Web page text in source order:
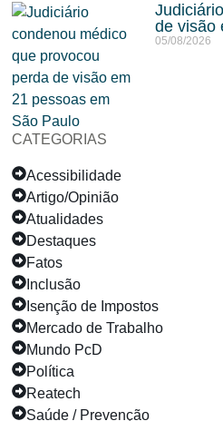
de visão
05/08/2026
CATEGORIAS
Acessibilidade
Artigo/Opinião
Atualidades
Destaques
Fatos
Inclusão
Isenção de Impostos
Mercado de Trabalho
Mundo PcD
Política
Reatech
Saúde / Prevenção